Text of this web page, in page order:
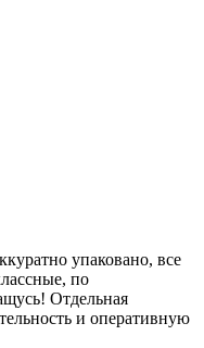
упаковано, все
по
Отдельная
и оперативную